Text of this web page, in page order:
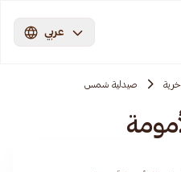
عربي
صيدلية شمس